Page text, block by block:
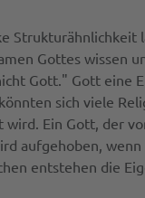
Strukturähnlichkeit
Gottes wissen
Gott." Gott eine
sich viele
Ein Gott, der
aufgehoben,
entstehen die